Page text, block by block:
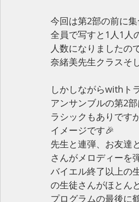
今回は第2部の前に
全員で写すと1人1人
人数になりましたの
奈緒美先生クラスそ
しかしながらwithト
アンサンブルの第2
ラシックもありです
イメージです🎉
先生と連弾、お友達
さんがメロディーを
バイエル終了以上の
の生徒さんがほとん
プログラムの最後に